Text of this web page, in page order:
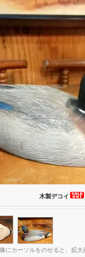
木製デコイ
にカーソルをのせると、拡大